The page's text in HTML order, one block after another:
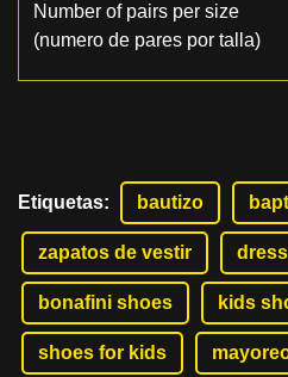
Number of pairs per size
(numero de pares por talla)
Etiquetas: bautizo
zapatos de vestir
bonafini shoes kids
shoes for kids